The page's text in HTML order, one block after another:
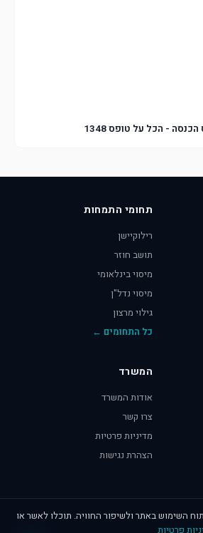
- הכל על טופס 1348
תחומי התמחות
רילוקיישן
תושב חוזר
מיסוי בינלאומי
מיסוי נדל"ן
גילוי מרצון
כל התחומים ←
המשרד
אודות המשרד
צרו קשר
מדיניות פרטיות
הצהרת נגישות
השימוש באתר ולשיפור החוויה. תוכלו לאשר או
פרטיות